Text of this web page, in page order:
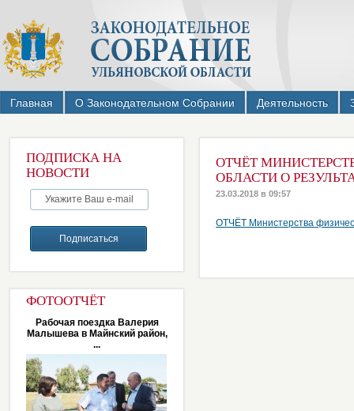
Главная О Законодательном Собрании Деятельность
ПОДПИСКА НА
НОВОСТИ
ФОТООТЧЁТ
Рабочая поездка Валерия
Малышева в Майнский район,
...
ОТЧЁТ
ОБЛАСТИ О
23.03.2018 в 09:57
ОТЧЁТ Министерства